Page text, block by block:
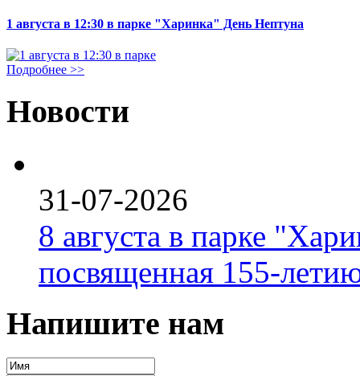
1 августа в 12:30 в парке "Харинка" День Нептуна
Подробнее >>
Новости
31-07-2026
8 августа в парке
посвященная 155-
Напишите нам